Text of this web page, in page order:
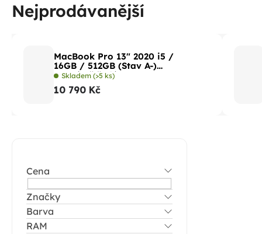
Nejprodávanější
MacBook Pro 13" 2020 i5 /
16GB / 512GB (Stav A-)
Vesmírně šedá
Skladem(>5 ks)
10 790 Kč
Cena
Značky
Barva
RAM